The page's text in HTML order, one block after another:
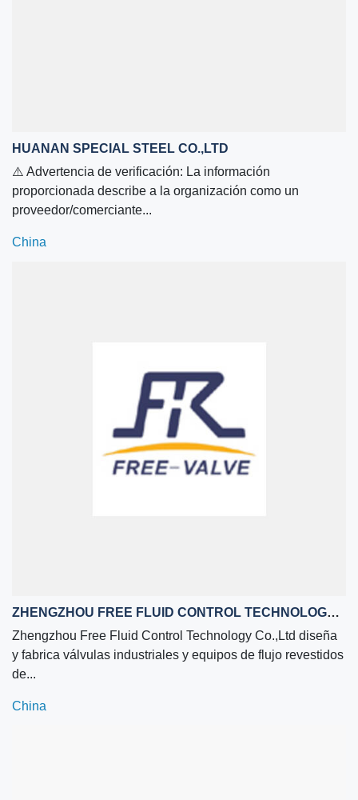
HUANAN SPECIAL STEEL CO.,LTD
⚠️ Advertencia de verificación: La información
proporcionada describe a la organización como un
proveedor/comerciante...
China
ZHENGZHOU FREE FLUID CONTROL TECHNOLOGY CO.,LTD
Zhengzhou Free Fluid Control Technology Co.,Ltd diseña
y fabrica válvulas industriales y equipos de flujo revestidos
de...
China